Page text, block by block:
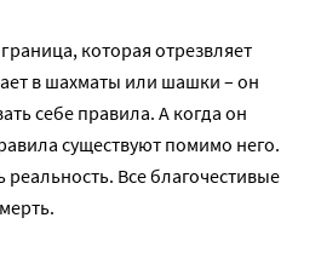
которая отрезвляет
в шахматы или шашки – он
себе правила. А когда он
существуют помимо него.
Все благочестивые